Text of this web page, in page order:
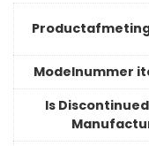
Modelnummer
Is